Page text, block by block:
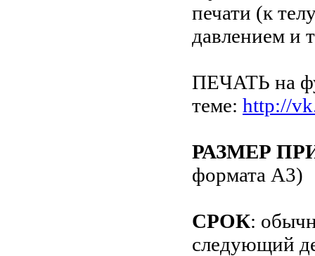
печати (к
давлением и
ПЕЧАТЬ на
теме: http://
РАЗМЕР
формата А3)
СРОК:
следующий